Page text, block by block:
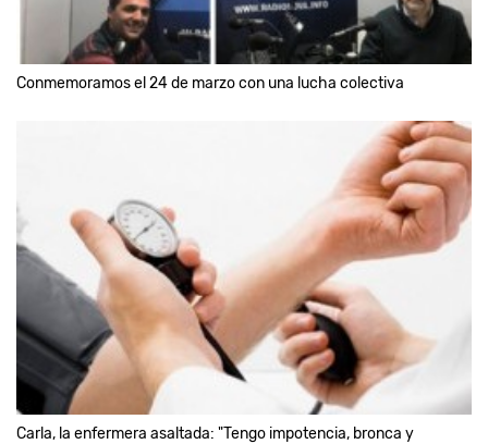
Conmemoramos el 24 de marzo con una lucha colectiva
Carla, la enfermera asaltada: "Tengo impotencia, bronca y